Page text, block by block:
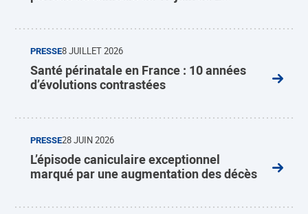
PRESSE8 JUILLET 2026
Santé périnatale en France : 10 années
d’évolutions contrastées
PRESSE28 JUIN 2026
L’épisode caniculaire exceptionnel
marqué par une augmentation des décès